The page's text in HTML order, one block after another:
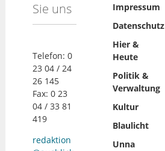
Sie uns
Telefon: 0
23 04 / 24
26 145
Fax: 0 23
04 / 33 81
419
redaktion
Impressum
Datenschutz
Hier &
Heute
Politik &
Verwaltung
Kultur
Blaulicht
Unna